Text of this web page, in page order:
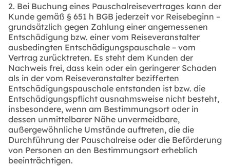
2. Bei Buchung eines Pauschalreisevertrages kann der
Kunde gemäß § 651 h BGB jederzeit vor Reisebeginn –
grundsätzlich gegen Zahlung einer angemessenen
Entschädigung bzw. einer vom Reiseveranstalter
ausbedingten Entschädigungspauschale – vom
Vertrag zurücktreten. Es steht dem Kunden der
Nachweis frei, dass kein oder ein geringerer Schaden
als in der vom Reiseveranstalter bezifferten
Entschädigungspauschale entstanden ist bzw. die
Entschädigungspflicht ausnahmsweise nicht besteht,
insbesondere, wenn am Bestimmungsort oder in
dessen unmittelbarer Nähe unvermeidbare,
außergewöhnliche Umstände auftreten, die die
Durchführung der Pauschalreise oder die Beförderung
von Personen an den Bestimmungsort erheblich
beeinträchtigen.